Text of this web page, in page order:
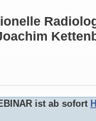
ist ab sofort